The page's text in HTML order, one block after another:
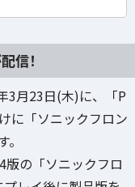
信！
3月23日(木)に、「P
に「ソニックフロン
版の「ソニックフロ